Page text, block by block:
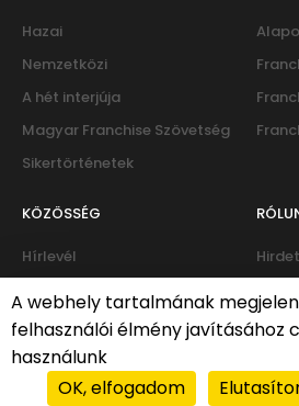
Hazai
Nemzetközi
A hét interjúja
Magyar Franchise Szövetség
Sikertörténetek
KÖZÖSSÉG
Hírlevél
Fórum
Süti-policy |
A webhely tartalmának
felhasználói élmény javításához
használunk
OK, elfogadom